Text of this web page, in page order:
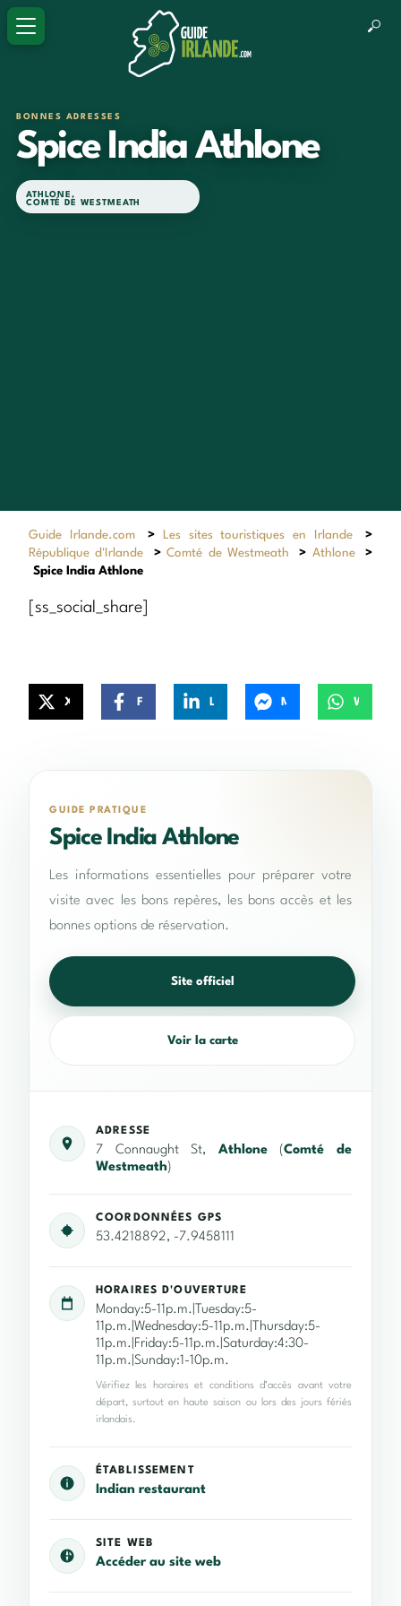
BONNES ADRESSES
Spice India Athlone
ATHLONE ,
COMTÉ DE WESTMEATH
Guide Irlande.com > Les sites touristiques en Irlande
>
République d'Irlande
>Comté de Westmeath > Athlone
>
Spice India Athlone
[ss_social_share]
GUIDE PRATIQUE
Spice India Athlone
Les informations essentielles pour préparer votre
visite avec les bons repères, les bons accès et les
bonnes options de réservation.
Site officiel
Voir la carte
ADRESSE
7 Connaught St, Athlone(Comté de
Westmeath)
COORDONNÉES GPS
53.4218892, -7.9458111
HORAIRES D'OUVERTURE
Monday:5-11p.m.|Tuesday:5-
11p.m.|Wednesday:5-11p.m.|Thursday:5-
11p.m.|Friday:5-11p.m.|Saturday:4:30-
11p.m.|Sunday:1-10p.m.
Vérifiez les horaires et conditions d’accès avant votre
départ, surtout en haute saison ou lors des jours fériés
irlandais.
ÉTABLISSEMENT
Indian restaurant
SITE WEB
Accéder au site web